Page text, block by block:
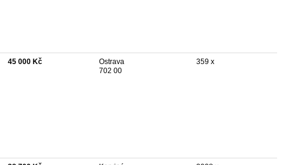
45 000 Kč
Ostrava
702 00
359 x